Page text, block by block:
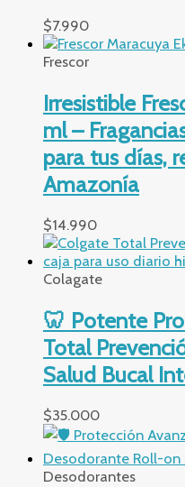
$7.990
Frescor
Irresistible
ml –
para tus días,
Amazonía
$14.990
Colagate
🦷 Potente
Total
Salud Bucal
$35.000
Desodorantes